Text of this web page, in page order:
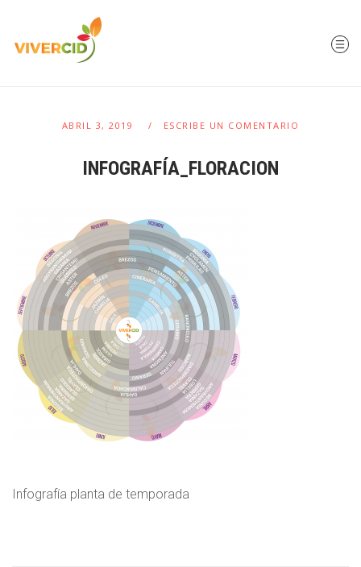
ABRIL 3, 2019 ESCRIBE UN COMENTARIO
INFOGRAFÍA_FLORACION
Infografía planta de temporada